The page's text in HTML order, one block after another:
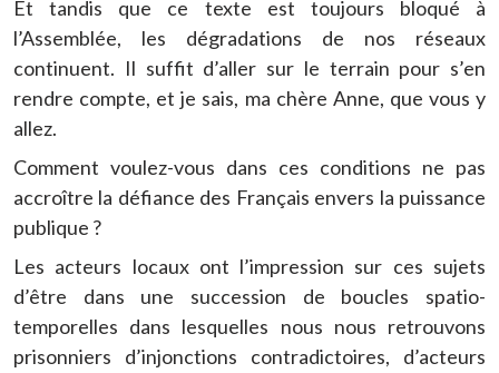
Et tandis que ce texte est toujours bloqué à
l’Assemblée, les dégradations de nos réseaux
continuent. Il suffit d’aller sur le terrain pour s’en
rendre compte, et je sais, ma chère Anne, que vous y
allez.
Comment voulez-vous dans ces conditions ne pas
accroître la défiance des Français envers la puissance
publique ?
Les acteurs locaux ont l’impression sur ces sujets
d’être dans une succession de boucles spatio-
temporelles dans lesquelles nous nous retrouvons
prisonniers d’injonctions contradictoires, d’acteurs